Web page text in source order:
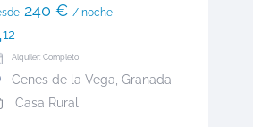
240 € / noche
12
Alquiler: Completo
Cenes de la Vega, Granada
Casa Rural